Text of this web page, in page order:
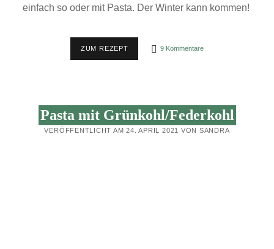
einfach so oder mit Pasta. Der Winter kann kommen!
ZUM REZEPTREZEPT: 9 Kommentare
Pasta mit Grünkohl/Federkohl
VERÖFFENTLICHT AM 24. APRIL 2021 VON SANDRA